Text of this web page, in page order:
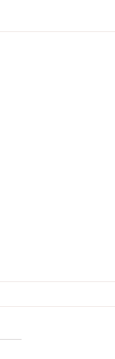
社会人ですと中々